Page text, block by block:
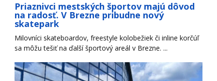
Priaznivci mestských športov majú dôvod
na radosť. V Brezne pribudne nový
skatepark
Milovníci skateboardov, freestyle kolobežiek či inline korčúľ
sa môžu tešiť na ďalší športový areál v Brezne. ...